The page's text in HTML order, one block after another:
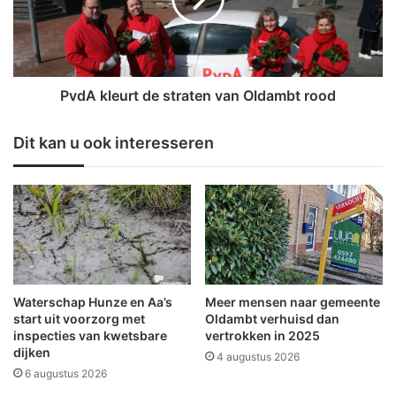
e
W
o
l
e
k
t
v
r
i
j
w
i
l
l
i
g
l
e
u
r
s
t
r
a
t
e
n
v
a
n
O
l
d
PvdA kleurt de straten van Oldambt rood
Dit kan u ook interesseren
Waterschap Hunze en Aa’s
start uit voorzorg met
inspecties van kwetsbare
dijken
6 augustus 2026
Meer mensen naar gemeente
Oldambt verhuisd dan
vertrokken in 2025
4 augustus 2026